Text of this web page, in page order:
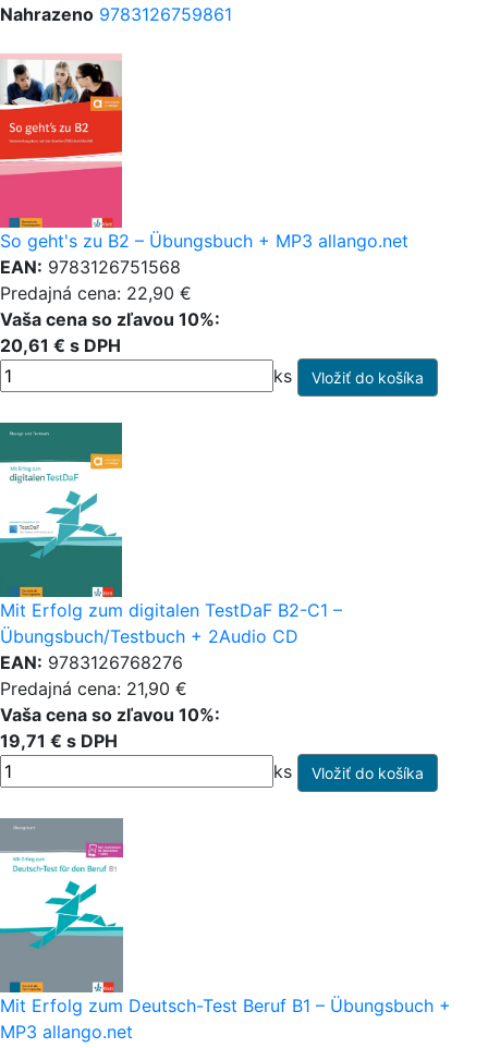
Nahrazeno 9783126759861
So geht's zu B2 – Übungsbuch + MP3 allango.net
EAN: 9783126751568
Predajná cena: 22,90 €
Vaša cena so zľavou 10%:
20,61 € s DPH
ks
Mit Erfolg zum digitalen TestDaF B2-C1 –
Übungsbuch/Testbuch + 2Audio CD
EAN: 9783126768276
Predajná cena: 21,90 €
Vaša cena so zľavou 10%:
19,71 € s DPH
ks
Mit Erfolg zum Deutsch-Test Beruf B1 – Übungsbuch +
MP3 allango.net